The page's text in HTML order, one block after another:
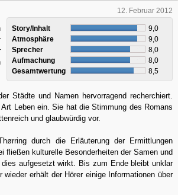
12. Februar 2012
Story/Inhalt
9,0
Atmosphäre
9,0
Sprecher
8,0
Aufmachung
8,0
Gesamtwertung
8,5
Städte und Namen hervorragend recherchiert.
Leben ein. Sie hat die Stimmung des Romans
und glaubwürdig vor.
durch die Erläuterung der Ermittlungen
fließen kulturelle Besonderheiten der Samen und
aufgesetzt wirkt. Bis zum Ende bleibt unklar
erhält der Hörer einige Informationen über